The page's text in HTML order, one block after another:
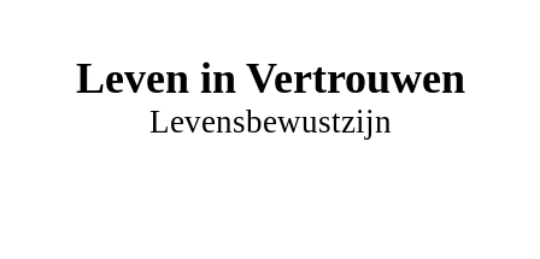
Leven in Vertrouwen
Levensbewustzijn